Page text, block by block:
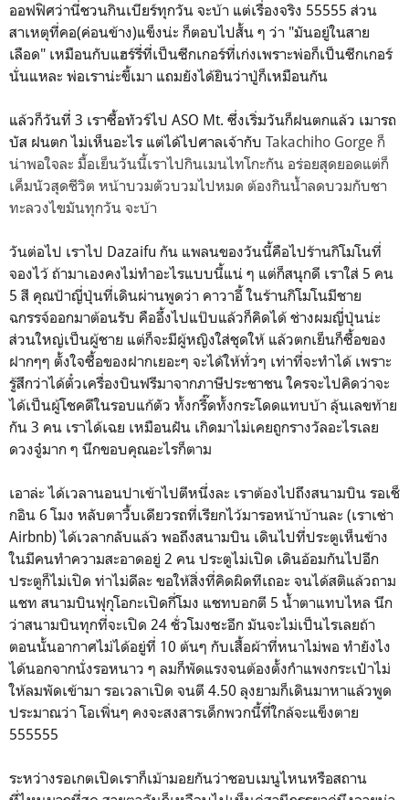
ออฟฟิศว่านี่ชวนกินเบียร์ทุกวัน จะบ้า แต่เรื่องจริง 55555 ส่วน
สาเหตุที่คอ(ค่อนข้าง)แข็งน่ะ ก็ตอบไปสั้น ๆ ว่า "มันอยู่ในสาย
เลือด" เหมือนกับแฮร์รี่ที่เป็นซีกเกอร์ที่เก่งเพราะพ่อก็เป็นซีกเกอร์
นั่นแหละ พ่อเราน่ะขี้เมา แถมยังได้ยินว่าปู่ก็เหมือนกัน
แล้วก็วันที่ 3 เราซื้อทัวร์ไป ASO Mt. ซึ่งเริ่มวันก็ฝนตกแล้ว เมารถ
บัส ฝนตก ไม่เห็นอะไร แต่ได้ไปศาลเจ้ากับ Takachiho Gorge ก็
น่าพอใจละ มื้อเย็นวันนี้เราไปกินเมนไทโกะกัน อร่อยสุดยอดแต่ก็
เค็มนัวสุดชีวิต หน้าบวมตัวบวมไปหมด ต้องกินน้ำลดบวมกับชา
ทะลวงไขมันทุกวัน จะบ้า
วันต่อไป เราไป Dazaifu กัน แพลนของวันนี้คือไปร้านกิโมโนที่
จองไว้ ถ้ามาเองคงไม่ทำอะไรแบบนี้แน่ ๆ แต่ก็สนุกดี เราใส่ 5 คน
5 สี คุณป้าญี่ปุ่นที่เดินผ่านพูดว่า คาวาอี้ ในร้านกิโมโนมีชาย
ฉกรรจ์ออกมาต้อนรับ คืออึ้งไปแป๊บแล้วก็คิดได้ ช่างผมญี่ปุ่นน่ะ
ส่วนใหญ่เป็นผู้ชาย แต่ก็จะมีผู้หญิงใส่ชุดให้ แล้วตกเย็นก็ซื้อของ
ฝากๆๆ ตั้งใจซื้อของฝากเยอะๆ จะได้ให้ทั่วๆ เท่าที่จะทำได้ เพราะ
รู้สึกว่าได้ตั๋วเครื่องบินฟรีมาจากภาษีประชาชน ใครจะไปคิดว่าจะ
ได้เป็นผู้โชคดีในรอบแก้ตัว ทั้งกรี๊ดทั้งกระโดดแทบบ้า ลุ้นเลขท้าย
กัน 3 คน เราได้เฉย เหมือนฝัน เกิดมาไม่เคยถูกรางวัลอะไรเลย
ดวงจู๋มาก ๆ นึกขอบคุณอะไรก็ตาม
เอาล่ะ ได้เวลานอนปาเข้าไปตีหนึ่งละ เราต้องไปถึงสนามบิน รอเช็
กอิน 6 โมง หลับตาวื้บเดียวรถที่เรียกไว้มารอหน้าบ้านละ (เราเช่า
Airbnb) ได้เวลากลับแล้ว พอถึงสนามบิน เดินไปที่ประตูเห็นข้าง
ในมีคนทำความสะอาดอยู่ 2 คน ประตูไม่เปิด เดินอ้อมกันไปอีก
ประตูก็ไม่เปิด ท่าไม่ดีละ ขอให้สิ่งที่คิดผิดทีเถอะ จนได้สติแล้วถาม
แชท สนามบินฟุกุโอกะเปิดกี่โมง แชทบอกตี 5 น้ำตาแทบไหล นึก
ว่าสนามบินทุกที่จะเปิด 24 ชั่วโมงซะอีก มันจะไม่เป็นไรเลยถ้า
ตอนนั้นอากาศไม่ได้อยู่ที่ 10 ต้นๆ กับเสื้อผ้าที่หนาไม่พอ ทำยังไง
ได้นอกจากนั่งรอหนาว ๆ ลมก็พัดแรงจนต้องตั้งกำแพงกระเป๋าไม่
ให้ลมพัดเข้ามา รอเวลาเปิด จนตี 4.50 ลุงยามก็เดินมาหาแล้วพูด
ประมาณว่า โอเพิ่นๆ คงจะสงสารเด็กพวกนี้ที่ใกล้จะแข็งตาย
555555
ระหว่างรอเกตเปิดเราก็เม้ามอยกันว่าชอบเมนูไหนหรือสถาน